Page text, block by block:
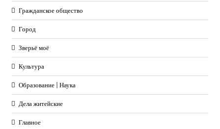
Гражданское общество
Город
Зверьё моё
Культура
Образование | Наука
Дела житейские
Главное